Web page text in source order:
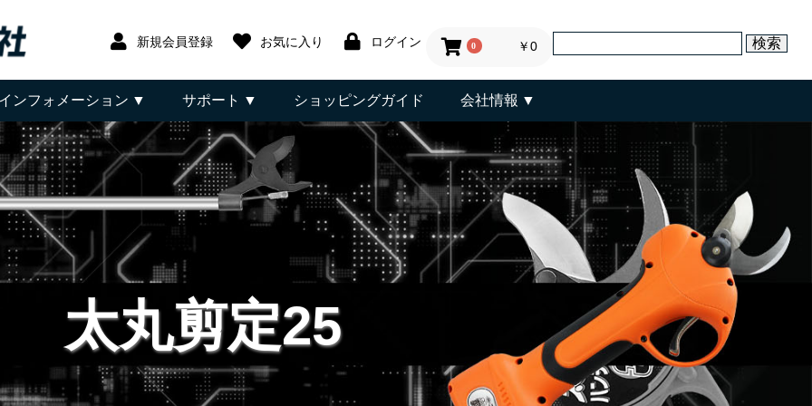
新規会員登録 お気に入り ログイン 0 ￥0
ンフォメーション サポート ショッピングガイド 会社情報
太丸剪定25